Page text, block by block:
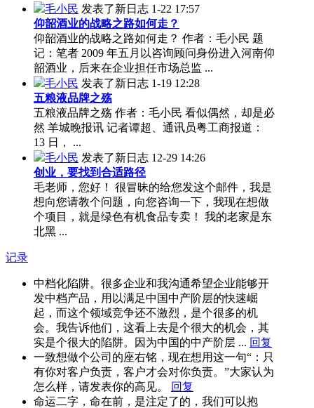
毛小民 发表了新日志 1-22 17:57
仰韶酒业的战略之路如何走？
仰韶酒业的战略之路如何走？ 作者：毛小民 题
记：笔者 2009 年五月以咨询顾问身份进入河南仰
韶酒业，后来在企业担任市场总监 ...
毛小民 发表了新日志 1-19 12:28
五粮液品牌之殇
五粮液品牌之殇 作者：毛小民 看似偶然，却是必
然 羊城晚报讯 记者谭超、通讯员粤工商报道：
13 日， ...
毛小民 发表了新日志 12-29 14:26
创业，要找到合适路径
毛老师，您好！ 很冒昧的给您发这个邮件，我是
想向您请教个问题，向您咨询一下，我现在想做
个项目，就是绿色有机食品专卖！ 我的老家是东
北黑 ...
记录
中档化陷阱。很多企业和我沟通希望企业能够开
发中档产品，用以满足中国中产阶层的快速崛
起，而这个领域竞争还不激烈，是个很多的机
会。我告诉他们，这看上去是个很大的机会，其
实是个很大的陷阱。因为中国的中产阶层 ... 回复
一致想做个公司的座右铭，现在想用这一句“：只
有你对客户负责，客户才会对你负责。”大家认为
怎么样，请发表你的高见。
回复
命运二字，命在前，是注定了的，我们可以抱